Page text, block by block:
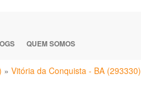
QUEM SOMOS
» Vitória da Conquista - BA (293330)